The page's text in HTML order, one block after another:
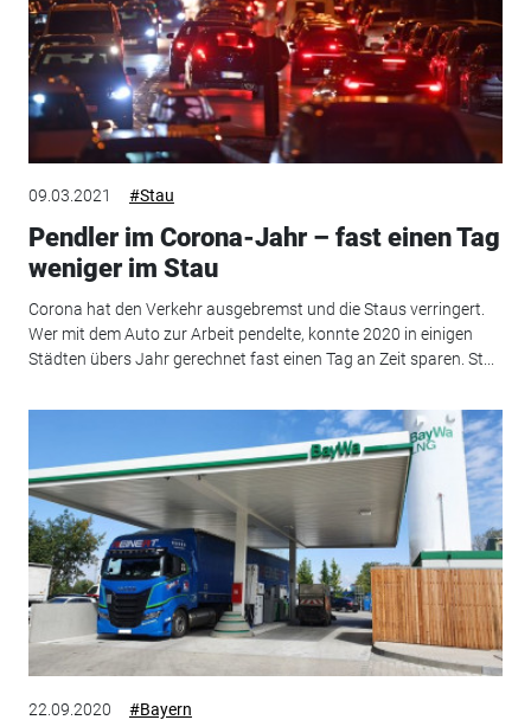
09.03.2021 #Stau
Pendler im Corona-Jahr – fast einen Tag
weniger im Stau
Corona hat den Verkehr ausgebremst und die Staus verringert.
Wer mit dem Auto zur Arbeit pendelte, konnte 2020 in einigen
Städten übers Jahr gerechnet fast einen Tag an Zeit sparen. St...
22.09.2020 #Bayern